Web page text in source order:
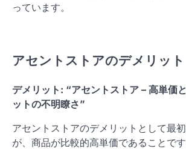
っています。
アセントストアのデメリット
デメリット: “アセントストア – 高単価
ットの不明瞭さ”
アセントストアのデメリットとして最
が、商品が比較的高単価であることで